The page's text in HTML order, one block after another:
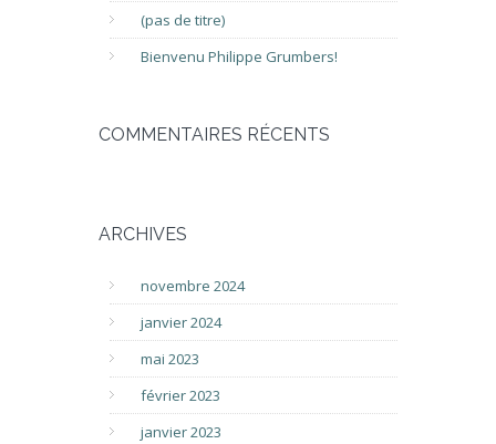
(pas de titre)
Bienvenu Philippe Grumbers!
COMMENTAIRES RÉCENTS
ARCHIVES
novembre 2024
janvier 2024
mai 2023
février 2023
janvier 2023